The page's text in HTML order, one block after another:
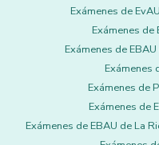
Exámenes de
Exámenes de
Exámenes de
Exámenes
Exámenes de
Exámenes de
Exámenes de EBAU de La